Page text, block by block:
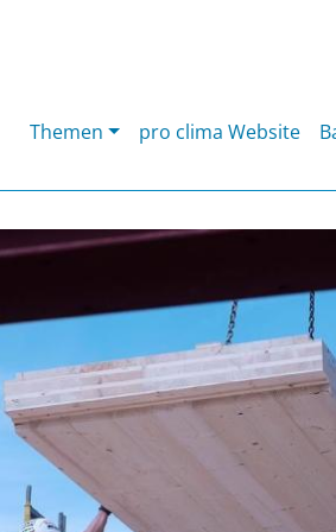
Themen
pro clima Website